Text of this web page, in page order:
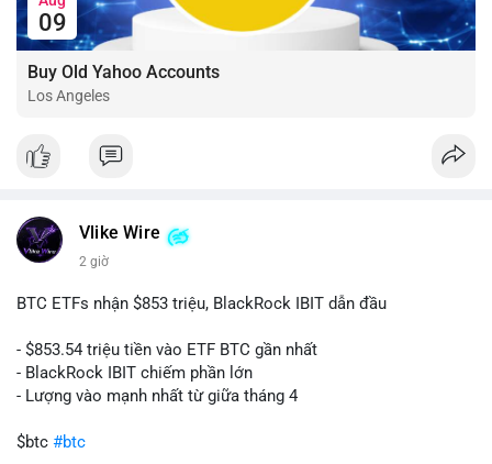
09
Buy Old Yahoo Accounts
Los Angeles
Vlike Wire
2 giờ
BTC ETFs nhận $853 triệu, BlackRock IBIT dẫn đầu
- $853.54 triệu tiền vào ETF BTC gần nhất
- BlackRock IBIT chiếm phần lớn
- Lượng vào mạnh nhất từ giữa tháng 4
$btc #btc